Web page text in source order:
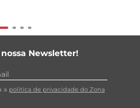
Newsletter!
a política de privacidade do Zona